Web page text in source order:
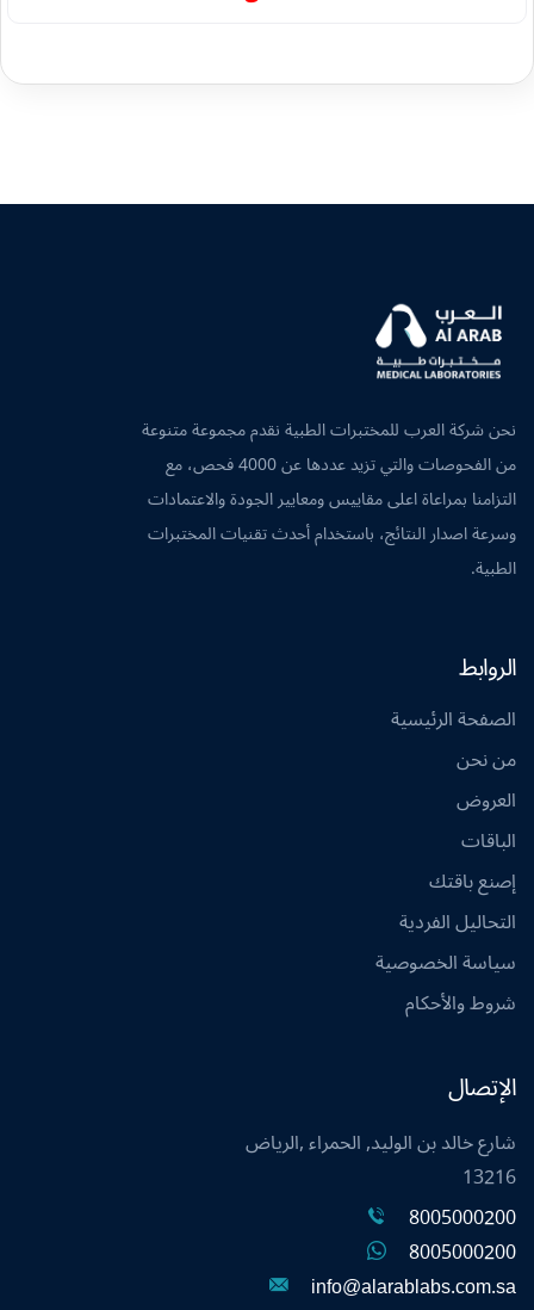
نحن شركة العرب للمختبرات الطبية نقدم مجموعة متنوعة
من الفحوصات والتي تزيد عددها عن 4000 فحص، مع
التزامنا بمراعاة اعلى مقاييس ومعايير الجودة والاعتمادات
وسرعة اصدار النتائج، باستخدام أحدث تقنيات المختبرات
الطبية.
الروابط
الصفحة الرئيسية
من نحن
العروض
الباقات
إصنع باقتك
التحاليل الفردية
سياسة الخصوصية
شروط والأحكام
الإتصال
شارع خالد بن الوليد, الحمراء ,الرياض
13216
8005000200
8005000200
info@alarablabs.com.sa